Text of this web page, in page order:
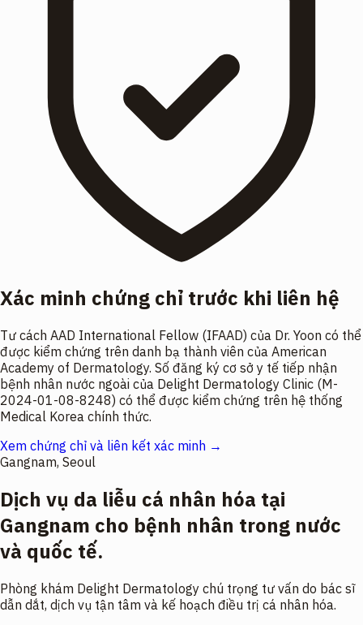
Xác minh chứng chỉ trước khi liên hệ
Tư cách AAD International Fellow (IFAAD) của Dr. Yoon có thể
được kiểm chứng trên danh bạ thành viên của American
Academy of Dermatology. Số đăng ký cơ sở y tế tiếp nhận
bệnh nhân nước ngoài của Delight Dermatology Clinic (M-
2024-01-08-8248) có thể được kiểm chứng trên hệ thống
Medical Korea chính thức.
Xem chứng chỉ và liên kết xác minh →
Gangnam, Seoul
Dịch vụ da liễu cá nhân hóa tại
Gangnam cho bệnh nhân trong nước
và quốc tế.
Phòng khám Delight Dermatology chú trọng tư vấn do bác sĩ
dẫn dắt, dịch vụ tận tâm và kế hoạch điều trị cá nhân hóa.